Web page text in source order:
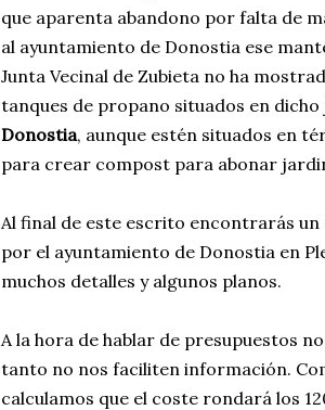
que aparenta abandono por falta de
al ayuntamiento de Donostia ese
Junta Vecinal de Zubieta no ha
tanques de propano situados en
Donostia, aunque estén situados en
para crear compost para abonar
Al final de este escrito encontrarás
por el ayuntamiento de Donostia en
muchos detalles y algunos planos.
A la hora de hablar de presupuestos
tanto no nos faciliten información.
calculamos que el coste rondará los